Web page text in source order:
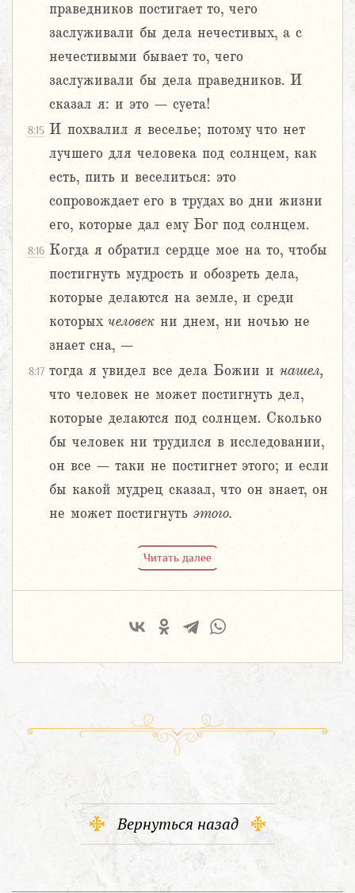
праведников постигает то, чего
заслуживали бы дела нечестивых, а с
нечестивыми бывает то, чего
заслуживали бы дела праведников. И
сказал я: и это – суета!
8:15 И похвалил я веселье; потому что нет
лучшего для человека под солнцем, как
есть, пить и веселиться: это
сопровождает его в трудах во дни жизни
его, которые дал ему Бог под солнцем.
8:16 Когда я обратил сердце мое на то, чтобы
постигнуть мудрость и обозреть дела,
которые делаются на земле, и среди
которых человек ни днем, ни ночью не
знает сна, –
8:17 тогда я увидел все дела Божии и нашел,
что человек не может постигнуть дел,
которые делаются под солнцем. Сколько
бы человек ни трудился в исследовании,
он все – таки не постигнет этого; и если
бы какой мудрец сказал, что он знает, он
не может постигнуть этого.
Читать далее
Вернуться назад